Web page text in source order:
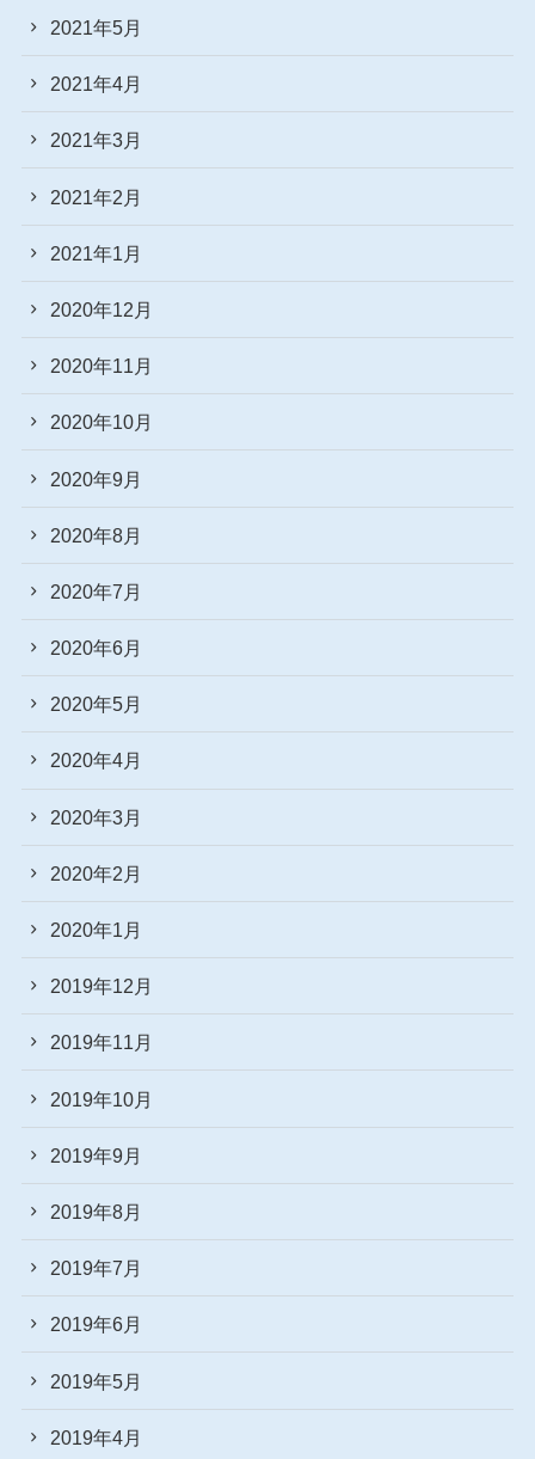
2021年5月
2021年4月
2021年3月
2021年2月
2021年1月
2020年12月
2020年11月
2020年10月
2020年9月
2020年8月
2020年7月
2020年6月
2020年5月
2020年4月
2020年3月
2020年2月
2020年1月
2019年12月
2019年11月
2019年10月
2019年9月
2019年8月
2019年7月
2019年6月
2019年5月
2019年4月